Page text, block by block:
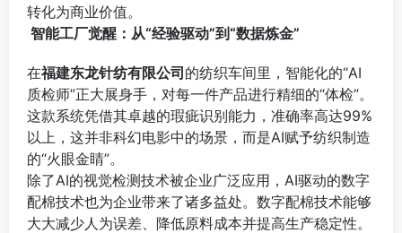
转化为商业价值。
智能工厂觉醒：从“经验驱动”到“数据炼金”
在福建东龙针纺有限公司的纺织车间里，智能化的“AI
质检师”正大展身手，对每一件产品进行精细的“体检”。
这款系统凭借其卓越的瑕疵识别能力，准确率高达99%
以上，这并非科幻电影中的场景，而是AI赋予纺织制造
的“火眼金睛”。
除了AI的视觉检测技术被企业广泛应用，AI驱动的数字
配棉技术也为企业带来了诸多益处。数字配棉技术能够
大大减少人为误差、降低原料成本并提高生产稳定性。